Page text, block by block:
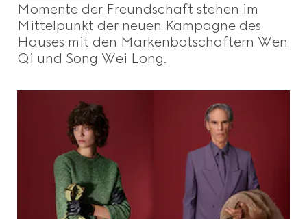
Momente der Freundschaft stehen im
Mittelpunkt der neuen Kampagne des
Hauses mit den Markenbotschaftern Wen
Qi und Song Wei Long.